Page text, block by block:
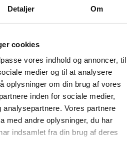
Detaljer Om
cookies
vores indhold og annoncer, til
medier og til at analysere
oplysninger om din brug af vores
inden for sociale medier,
analysepartnere. Vores partnere
med andre oplysninger, du har
indsamlet fra din brug af deres
, Aarhus Universitet (2017)
Hoff Esbjørn, Københavns
Lars Østergaard
Mai
, Syddansk Universitet
ph.d. Jesper Ryberg, lektor
og lektor ph.d. Sune
for Criminal Justice
(2012)